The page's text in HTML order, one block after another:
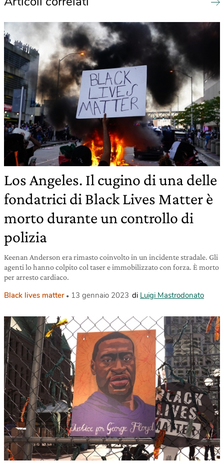
Los Angeles. Il cugino di una delle
fondatrici di Black Lives Matter è
morto durante un controllo di
polizia
Keenan Anderson era rimasto coinvolto in un incidente stradale. Gli
agenti lo hanno colpito col taser e immobilizzato con forza. È morto
per arresto cardiaco.
Black lives matter 13 gennaio 2023 di Luigi Mastrodonato